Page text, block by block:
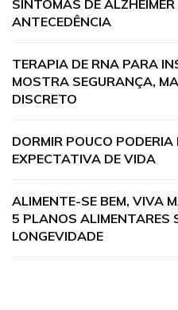
SINTOMAS DE
ANTECEDÊNCIA
TERAPIA DE RNA PARA
MOSTRA SEGURANÇA,
DISCRETO
DORMIR POUCO
EXPECTATIVA DE VIDA
ALIMENTE-SE BEM, VIVA
5 PLANOS ALIMENTARES
LONGEVIDADE